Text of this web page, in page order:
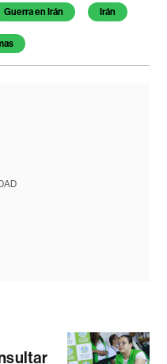
Guerra en Irán Irán